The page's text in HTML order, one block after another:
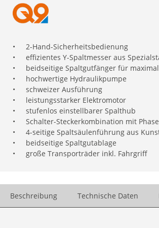
•
2-Hand-Sicherheitsbedienung
•
effizientes Y-Spaltmesser aus
•
beidseitige Spaltgutfänger für
•
hochwertige Hydraulikpumpe
•
schweizer Ausführung
•
leistungsstarker Elektromotor
•
stufenlos einstellbarer Spalthub
•
Schalter-Steckerkombination mit
•
4-seitige Spaltsäulenführung aus
•
beidseitige Spaltgutablage
•
große Transporträder inkl. Fahrgriff
Beschreibung Technische Daten